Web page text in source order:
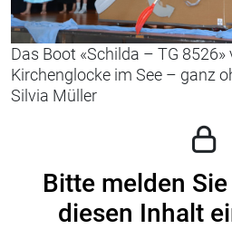
Das Boot «Schilda – TG
Kirchenglocke im See – ganz
Silvia Müller
Bitte melden
diesen Inhalt